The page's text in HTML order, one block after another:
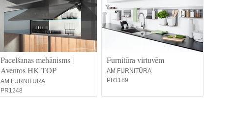
Pacelšanas mehānisms |
Aventos HK TOP
AM FURNITŪRA
PR1248
Furnitūra virtuvēm
AM FURNITŪRA
PR1189